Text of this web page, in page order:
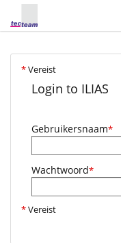
*Vereist
Login to ILIAS
Gebruikersnaam*
Wachtwoord*
*Vereist